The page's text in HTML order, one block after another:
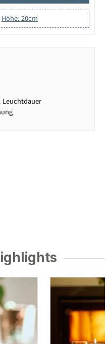
Höhe: 20cm
Leuchtdauer